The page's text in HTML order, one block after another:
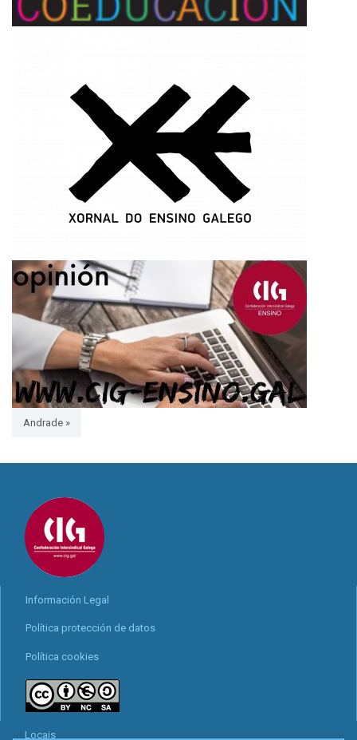
Andrade »
Información Legal
Política protección de datos
Política cookies
Locais